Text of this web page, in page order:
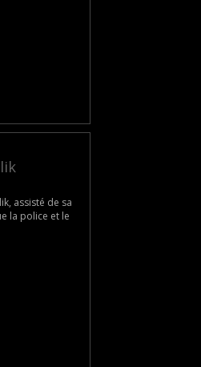
assisté de sa
la police et le